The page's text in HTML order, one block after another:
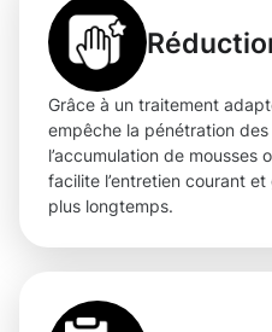
Grâce à un traitement
empêche la pénétration
l’accumulation de mousses
facilite l’entretien courant
plus longtemps.